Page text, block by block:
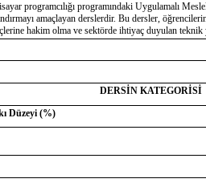
programcılığı programındaki Uygulamalı
amaçlayan derslerdir. Bu dersler,
hakim olma ve sektörde ihtiyaç duyulan teknik
DERSİN KATEGORİSİ
Düzeyi (%)